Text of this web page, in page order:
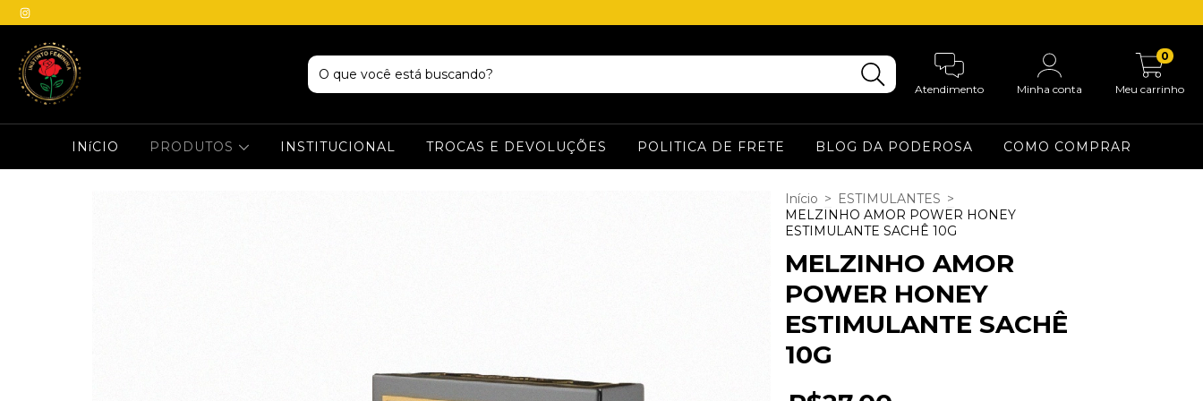
Atendimento Minha conta Meu carrinho
0
INíCIO PRODUTOS INSTITUCIONAL TROCAS E DEVOLUÇÕES POLITICA DE FRETE BLOG DA PODEROSA COMO COMPRAR
Início > ESTIMULANTES >
MELZINHO AMOR POWER HONEY
ESTIMULANTE SACHÊ 10G
MELZINHO AMOR
POWER HONEY
ESTIMULANTE SACHÊ
10G